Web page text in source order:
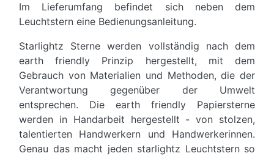
Im Lieferumfang befindet sich neben dem
Leuchtstern eine Bedienungsanleitung.
Starlightz Sterne werden vollständig nach dem
earth friendly Prinzip hergestellt, mit dem
Gebrauch von Materialien und Methoden, die der
Verantwortung gegenüber der Umwelt
entsprechen. Die earth friendly Papiersterne
werden in Handarbeit hergestellt - von stolzen,
talentierten Handwerkern und Handwerkerinnen.
Genau das macht jeden starlightz Leuchtstern so